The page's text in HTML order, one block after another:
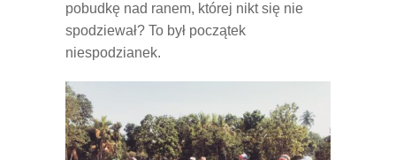
pobudkę nad ranem, której nikt się nie
spodziewał? To był początek
niespodzianek.